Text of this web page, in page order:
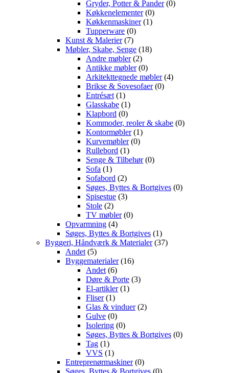
Gryder, Potter & Pander(0)
Køkkenelementer(0)
Køkkenmaskiner(1)
Tupperware (0)
Kunst & Malerier(7)
Møbler, Skabe, Senge (18)
Andre møbler(2)
Antikke møbler(0)
Arkitekttegnede møbler(4)
Brikse & Sovesofaer(0)
Entrésæt (1)
Glasskabe (1)
Klapbord (0)
Kommoder, reoler & skabe (0)
Kontormøbler(1)
Kurvemøbler(0)
Rullebord (1)
Senge & Tilbehør(0)
Sofa (1)
Sofabord (2)
Søges, Byttes & Bortgives (0)
Spisestue (3)
Stole (2)
TV møbler(0)
Opvarmning (4)
Søges, Byttes & Bortgives (1)
Byggeri, Håndværk & Materialer(37)
Andet (5)
Byggematerialer(16)
Andet (6)
Døre & Porte (3)
El-artikler(1)
Fliser(1)
Glas & vinduer(2)
Gulve (0)
Isolering (0)
Søges, Byttes & Bortgives (0)
Tag (1)
VVS (1)
Entreprenørmaskiner(0)
Søges, Byttes & Bortgives (0)